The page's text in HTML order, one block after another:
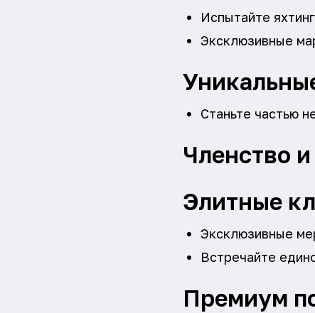
Испытайте
Эксклюзивные
Станьте частью
Членство
Элитные
Эксклюзивные
Встречайте
Премиум